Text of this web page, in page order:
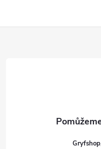
Gryfshop